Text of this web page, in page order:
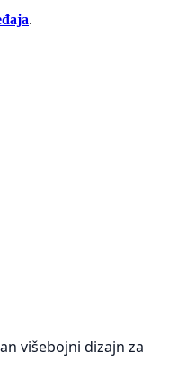
.
višebojni dizajn za